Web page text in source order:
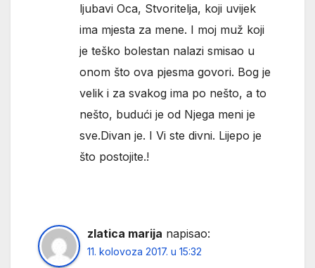
ljubavi Oca, Stvoritelja, koji uvijek
ima mjesta za mene. I moj muž koji
je teško bolestan nalazi smisao u
onom što ova pjesma govori. Bog je
velik i za svakog ima po nešto, a to
nešto, budući je od Njega meni je
sve.Divan je. I Vi ste divni. Lijepo je
što postojite.!
zlatica marija napisao:
11. kolovoza 2017. u 15:32